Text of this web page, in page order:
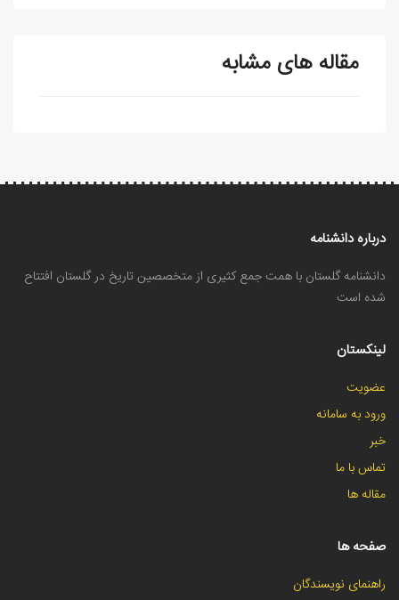
مقاله های مشابه
درباره دانشنامه
دانشنامه گلستان با همت جمع کثیری از متخصصین تاریخ در گلستان افتتاح
شده است
لینکستان
عضویت
ورود به سامانه
خبر
تماس با ما
مقاله ها
صفحه ها
راهنمای نویسندگان